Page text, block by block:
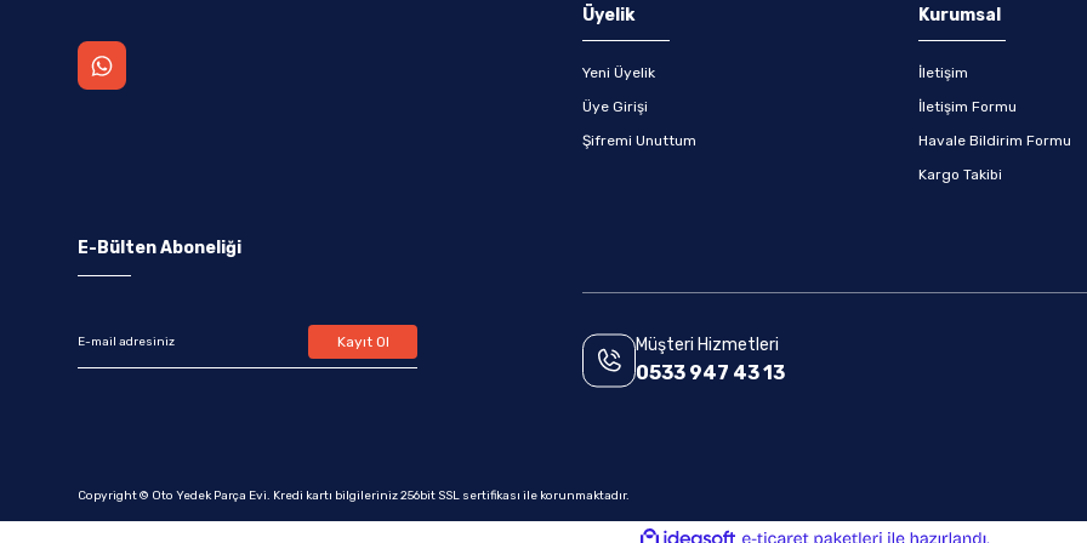
Üyelik
Yeni Üyelik
Üye Girişi
Şifremi Unuttum
Kurumsal
İletişim
İletişim Formu
Havale Bildirim Formu
Kargo Takibi
E-Bülten Aboneliği
Kayıt Ol Müşteri Hizmetleri
0533 947 43 13
Copyright © Oto Yedek Parça Evi. Kredi kartı bilgileriniz 256bit SSL sertifikası ile korunmaktadır.
ideasoft e-